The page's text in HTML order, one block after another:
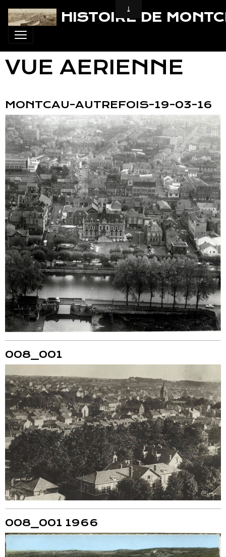
HISTOIRE DE
VUE AERIENNE
MONTCAU-AUTREFOIS-19-03-16
008_001
008_001 1966